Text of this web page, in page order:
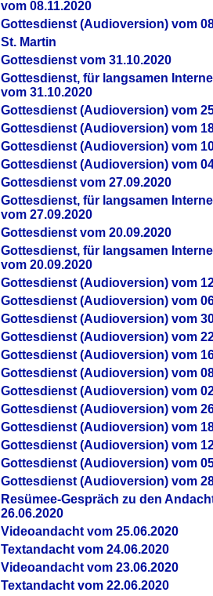
vom 08.11.2020
Gottesdienst (Audioversion) vom
St. Martin
Gottesdienst vom 31.10.2020
Gottesdienst, für langsamen
vom 31.10.2020
Gottesdienst (Audioversion) vom
Gottesdienst (Audioversion) vom
Gottesdienst (Audioversion) vom
Gottesdienst (Audioversion) vom
Gottesdienst vom 27.09.2020
Gottesdienst, für langsamen
vom 27.09.2020
Gottesdienst vom 20.09.2020
Gottesdienst, für langsamen
vom 20.09.2020
Gottesdienst (Audioversion) vom
Gottesdienst (Audioversion) vom
Gottesdienst (Audioversion) vom
Gottesdienst (Audioversion) vom
Gottesdienst (Audioversion) vom
Gottesdienst (Audioversion) vom
Gottesdienst (Audioversion) vom
Gottesdienst (Audioversion) vom
Gottesdienst (Audioversion) vom
Gottesdienst (Audioversion) vom
Gottesdienst (Audioversion) vom
Gottesdienst (Audioversion) vom
Re­sü­mee-Gespräch zu den
26.06.2020
Videoandacht vom 25.06.2020
Textandacht vom 24.06.2020
Videoandacht vom 23.06.2020
Textandacht vom 22.06.2020